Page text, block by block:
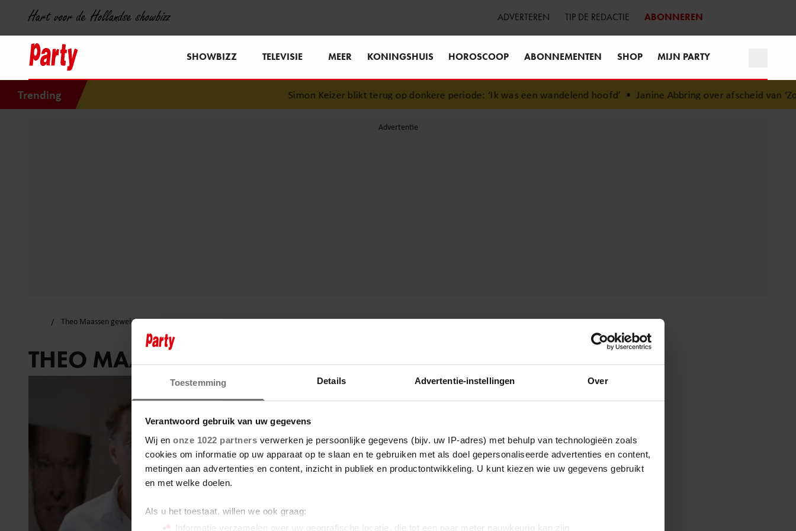
Toestemming Details Advertentie-instellingen Over
Verantwoord gebruik van uw gegevens
Wij en onze 1022 partners verwerken je persoonlijke gegevens (bijv. uw IP-adres) met behulp van technologieën zoals
cookies om informatie op uw apparaat op te slaan en te gebruiken met als doel gepersonaliseerde advertenties en content,
metingen aan advertenties en content, inzicht in publiek en productontwikkeling. U kunt kiezen wie uw gegevens gebruikt
en met welke doelen.
Als u het toestaat, willen we ook graag:
Informatie verzamelen over uw geografische locatie, die tot een paar meter nauwkeurig kan zijn
Hart voor de Hollandse showbizz ADVERTEREN TIP DE REDACTIE ABONNEREN
SHOWBIZZ TELEVISIE MEER KONINGSHUIS HOROSCOOP ABONNEMENTEN SHOP MIJN PARTY
Trending Simon Keizer blikt terug op donkere periode: ‘Ik was een wandelend hoofd’• Janine Abbring over afscheid van
Theo Maassen geweld
THEO MAASSEN GEWELD